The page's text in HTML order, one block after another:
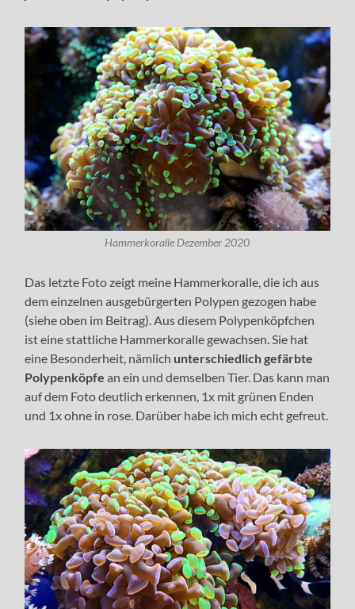
Hammerkoralle Dezember 2020
Das letzte Foto zeigt meine Hammerkoralle, die ich aus
dem einzelnen ausgebürgerten Polypen gezogen habe
(siehe oben im Beitrag). Aus diesem Polypenköpfchen
ist eine stattliche Hammerkoralle gewachsen. Sie hat
eine Besonderheit, nämlich unterschiedlich gefärbte
Polypenköpfean ein und demselben Tier. Das kann man
auf dem Foto deutlich erkennen, 1x mit grünen Enden
und 1x ohne in rose. Darüber habe ich mich echt gefreut.